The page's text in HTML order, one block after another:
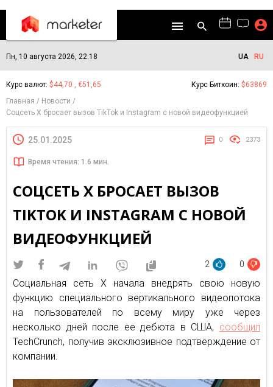
Пн, 10 августа 2026, 22:18 UA RU
Курс валют: $44,70 , €51,65 Курс Биткоин: $63869
Главная
Новости
Соцсеть X бросает вызов TikTok и Instagram с новой видеофункцией
25.01.2025 0 2373
Время чтения: 1.6 мин.
СОЦСЕТЬ X БРОСАЕТ ВЫЗОВ
TIKTOK И INSTAGRAM С НОВОЙ
ВИДЕОФУНКЦИЕЙ
2 0
Социальная сеть X начала внедрять свою новую
функцию специального вертикального видеопотока
на пользователей по всему миру уже через
несколько дней после ее дебюта в США, сообщил
TechCrunch, получив эксклюзивное подтверждение от
компании.